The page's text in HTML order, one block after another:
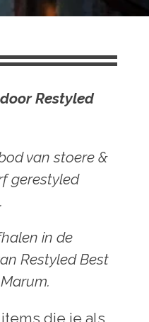
Restyled
van stoere &
gerestyled
in de
Restyled Best
die je als